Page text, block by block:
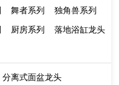
舞者系列
独角兽系列
厨房系列
落地浴缸龙头
分离式面盆龙头